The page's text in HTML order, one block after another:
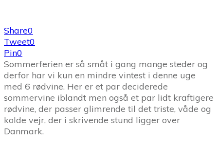
Share0
Tweet0
Pin0
Sommerferien er så småt i gang mange steder og
derfor har vi kun en mindre vintest i denne uge
med 6 rødvine. Her er et par deciderede
sommervine iblandt men også et par lidt kraftigere
rødvine, der passer glimrende til det triste, våde og
kolde vejr, der i skrivende stund ligger over
Danmark.